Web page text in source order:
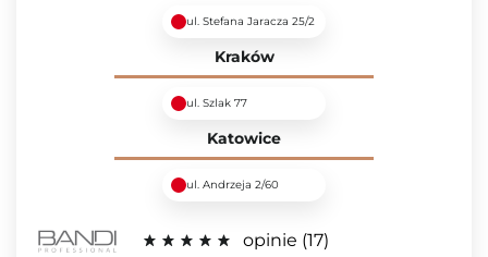
ul. Stefana Jaracza 25/2
Kraków
ul. Szlak 77
Katowice
ul. Andrzeja 2/60
opinie 17